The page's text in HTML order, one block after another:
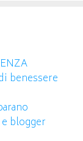
benessere
blogger